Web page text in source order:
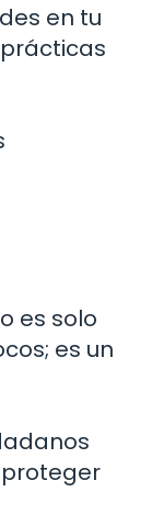
en tu
es solo
es un